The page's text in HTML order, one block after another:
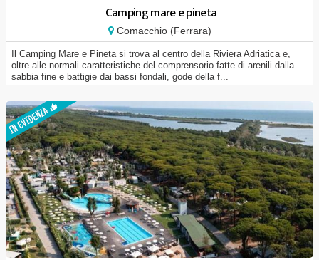
Camping mare e pineta
Comacchio (Ferrara)
Il Camping Mare e Pineta si trova al centro della Riviera Adriatica e,
oltre alle normali caratteristiche del comprensorio fatte di arenili dalla
sabbia fine e battigie dai bassi fondali, gode della f...